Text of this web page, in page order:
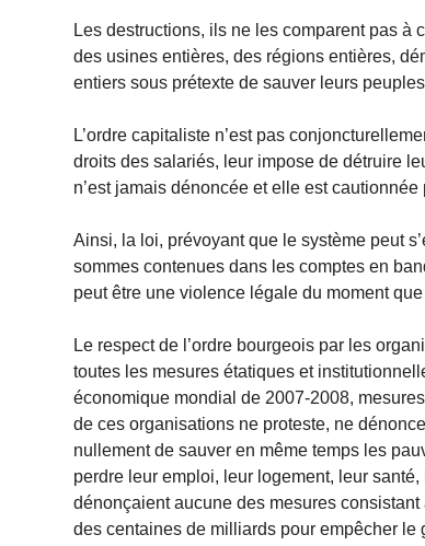
Les destructions, ils ne les comparent pas
des usines entières, des régions entières,
entiers sous prétexte de sauver leurs
L’ordre capitaliste n’est pas
droits des salariés, leur impose de détruire
n’est jamais dénoncée et elle est
Ainsi, la loi, prévoyant que le système peut
sommes contenues dans les comptes en
peut être une violence légale du moment
Le respect de l’ordre bourgeois par les
toutes les mesures étatiques et
économique mondial de 2007-2008,
de ces organisations ne proteste, ne
nullement de sauver en même temps les
perdre leur emploi, leur logement, leur
dénonçaient aucune des mesures
des centaines de milliards pour empêcher le